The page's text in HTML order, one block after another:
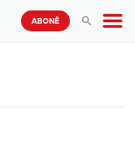
ABONĒ